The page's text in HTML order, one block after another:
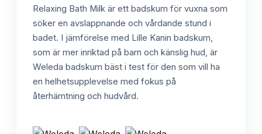
Relaxing Bath Milk är ett badskum för vuxna som
söker en avslappnande och vårdande stund i
badet. I jämförelse med Lille Kanin badskum,
som är mer inriktad på barn och känslig hud, är
Weleda badskum bäst i test för den som vill ha
en helhetsupplevelse med fokus på
återhämtning och hudvård.